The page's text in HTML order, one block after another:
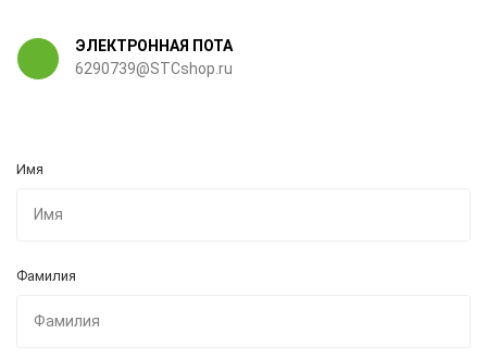
ЭЛЕКТРОННАЯ ПОТА
6290739@STCshop.ru
Имя
Фамилия